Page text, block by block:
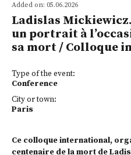
Added on: 05.06.2026
Ladislas
un portrait à
sa mort / Colloque
Type of the event:
Conference
City or town:
Paris
Ce colloque international,
centenaire de la mort de